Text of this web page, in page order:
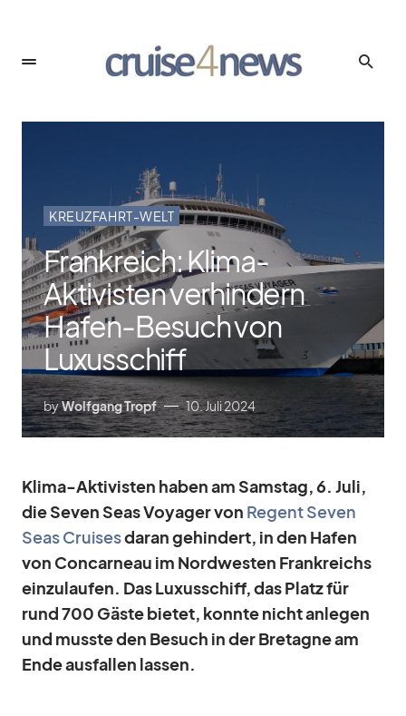
KREUZFAHRT-WELT
Frankreich: Klima-
Aktivisten verhindern
Hafen-Besuch von
Luxusschiff
byWolfgang Tropf 10. Juli 2024
Klima-Ak­ti­vis­ten ha­ben am Sams­tag, 6. Juli,
die Se­ven Seas Voy­a­ger von Re­gent Se­ven
Seas Crui­sesdaran ge­hin­dert, in den Ha­fen
von Con­car­neau im Nord­wes­ten Frank­reichs
ein­zu­lau­fen. Das Lu­xus­schiff, das Platz für
rund 700 Gäste bie­tet, konnte nicht an­le­gen
und musste den Be­such in der Bre­ta­gne am
Ende aus­fal­len las­sen.